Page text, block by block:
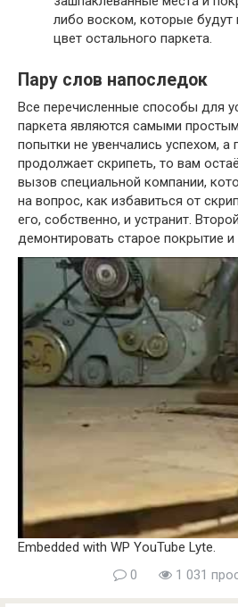
либо воском, которые будут
цвет остального паркета.
Пару слов напоследок
Все перечисленные способы для
паркета являются самыми
попытки не увенчались успехом, а
продолжает скрипеть, то вам
вызов специальной компании,
на вопрос, как избавиться от
его, собственно, и устранит.
демонтировать старое покрытие
Embedded with WP YouTube Lyte.
0
1 031